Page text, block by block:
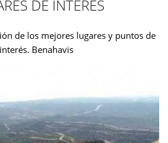
DE INTERÉS
de los mejores lugares y puntos de
interés. Benahavis